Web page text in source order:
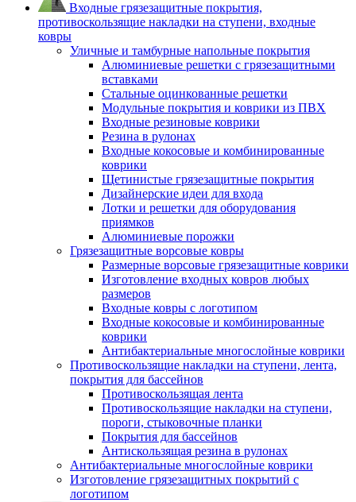
Входные грязезащитные покрытия,
противоскользящие накладки на ступени, входные
ковры
Уличные и тамбурные напольные покрытия
Алюминиевые решетки с грязезащитными
вставками
Стальные оцинкованные решетки
Модульные покрытия и коврики из ПВХ
Входные резиновые коврики
Резина в рулонах
Входные кокосовые и комбинированные
коврики
Щетинистые грязезащитные покрытия
Дизайнерские идеи для входа
Лотки и решетки для оборудования
приямков
Алюминиевые порожки
Грязезащитные ворсовые ковры
Размерные ворсовые грязезащитные коврики
Изготовление входных ковров любых
размеров
Входные ковры с логотипом
Входные кокосовые и комбинированные
коврики
Антибактериальные многослойные коврики
Противоскользящие накладки на ступени, лента,
покрытия для бассейнов
Противоскользящая лента
Противоскользящие накладки на ступени,
пороги, стыковочные планки
Покрытия для бассейнов
Антискользящая резина в рулонах
Антибактериальные многослойные коврики
Изготовление грязезащитных покрытий с
логотипом